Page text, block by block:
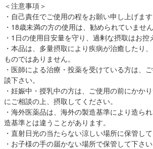
＜注意事項＞
・自己責任でご使用の程をお願い申し上げます
・18歳未満の方の使用は、勧められていません
・1日の使用目安量を守り、過剰な摂取はお控
・本品は、多量摂取により疾病が治癒したり
ものではありません。
・医師による治療・投薬を受けている方は、
談下さい。
・妊娠中・授乳中の方は、ご使用の前にかか
にご相談の上、摂取してください。
・海外医薬品は、海外の製造基準により造ら
造基準とは違うことがあります。
・直射日光の当たらない涼しい場所に保管して
・お子様の手の届かない場所で保管して下さい